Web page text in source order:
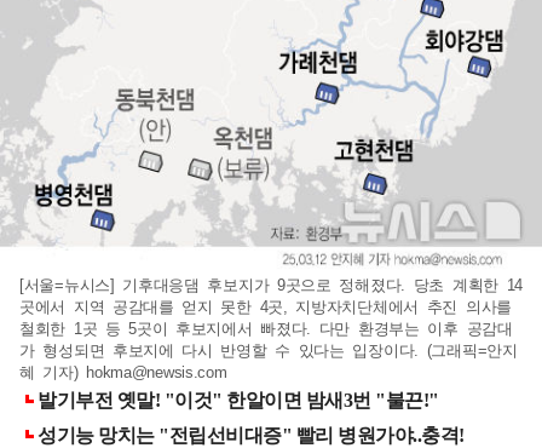
[서울=뉴시스] 기후대응댐 후보지가 9곳으로 정해졌다. 당초 계획한 14
곳에서 지역 공감대를 얻지 못한 4곳, 지방자치단체에서 추진 의사를
철회한 1곳 등 5곳이 후보지에서 빠졌다. 다만 환경부는 이후 공감대
가 형성되면 후보지에 다시 반영할 수 있다는 입장이다. (그래픽=안지
혜 기자) hokma@newsis.com